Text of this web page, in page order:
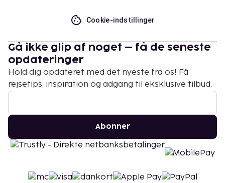
Cookie-indstillinger
Gå ikke glip af noget – få de seneste
opdateringer
Hold dig opdateret med det nyeste fra os! Få
rejsetips, inspiration og adgang til eksklusive tilbud.
Abonner